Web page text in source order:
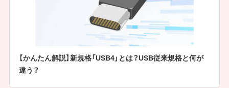
【かんたん解説】新規格「USB4」とは？USB従来規格と何が
違う？